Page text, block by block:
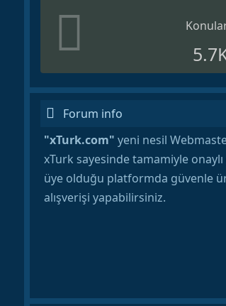
Forum info
"xTurk.com" yeni nesil
xTurk sayesinde tamamiyle
üye olduğu platformda güvenle
alışverişi yapabilirsiniz.